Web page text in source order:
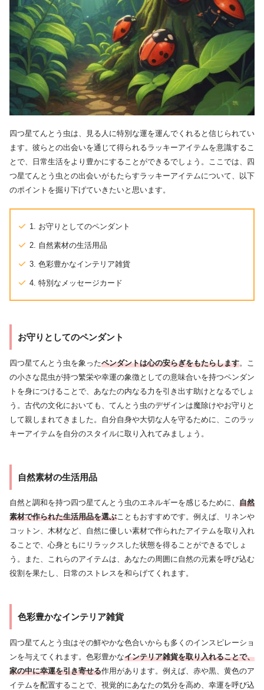
四つ星てんとう虫は、見る人に特別な運を運んでくれると信じられてい
ます。彼らとの出会いを通じて得られるラッキーアイテムを意識するこ
とで、日常生活をより豊かにすることができるでしょう。ここでは、四
つ星てんとう虫との出会いがもたらすラッキーアイテムについて、以下
のポイントを掘り下げていきたいと思います。
1. お守りとしてのペンダント
2. 自然素材の生活用品
3. 色彩豊かなインテリア雑貨
4. 特別なメッセージカード
お守りとしてのペンダント
四つ星てんとう虫を象ったペンダントは心の安らぎをもたらします。こ
の小さな昆虫が持つ繁栄や幸運の象徴としての意味合いを持つペンダン
トを身につけることで、あなたの内なる力を引き出す助けとなるでしょ
う。古代の文化においても、てんとう虫のデザインは魔除けやお守りと
して親しまれてきました。自分自身や大切な人を守るために、このラッ
キーアイテムを自分のスタイルに取り入れてみましょう。
自然素材の生活用品
自然と調和を持つ四つ星てんとう虫のエネルギーを感じるために、 自然
素材で作られた生活用品を選ぶこともおすすめです。例えば、リネンや
コットン、木材など、自然に優しい素材で作られたアイテムを取り入れ
ることで、心身ともにリラックスした状態を得ることができるでしょ
う。また、これらのアイテムは、あなたの周囲に自然の元素を呼び込む
役割を果たし、日常のストレスを和らげてくれます。
色彩豊かなインテリア雑貨
四つ星てんとう虫はその鮮やかな色合いからも多くのインスピレーショ
ンを与えてくれます。色彩豊かなインテリア雑貨を取り入れることで、
家の中に幸運を引き寄せる作用があります。例えば、赤や黒、黄色のア
イテムを配置することで、視覚的にあなたの気分を高め、幸運を呼び込